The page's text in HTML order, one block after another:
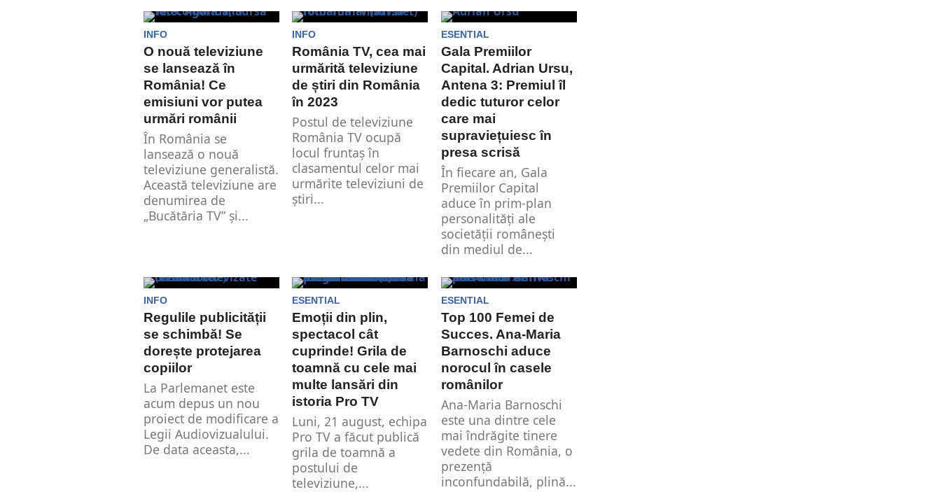
Succes. Evenimentul a
reunit...
întregii familii, cu o
prezență...
INFO
O nouă televiziune
se lansează în
România! Ce
emisiuni vor putea
urmări românii
În România se
lansează o nouă
televiziune generalistă.
Această televiziune are
denumirea de
„Bucătăria TV” și...
INFO
România TV, cea mai
urmărită televiziune
de știri din România
în 2023
Postul de televiziune
România TV ocupă
locul fruntaș în
clasamentul celor mai
urmărite televiziuni de
știri...
ESENTIAL
Gala Premiilor
Capital. Adrian Ursu,
Antena 3: Premiul îl
dedic tuturor celor
care mai
supraviețuiesc în
presa scrisă
În fiecare an, Gala
Premiilor Capital
aduce în prim-plan
personalități ale
societății românești
din mediul de...
INFO
Regulile publicității
se schimbă! Se
dorește protejarea
copiilor
La Parlemanet este
acum depus un nou
proiect de modificare a
Legii Audiovizualului.
De data aceasta,...
ESENTIAL
Emoții din plin,
spectacol cât
cuprinde! Grila de
toamnă cu cele mai
multe lansări din
istoria Pro TV
Luni, 21 august, echipa
Pro TV a făcut publică
grila de toamnă a
postului de
televiziune,...
ESENTIAL
Top 100 Femei de
Succes. Ana-Maria
Barnoschi aduce
norocul în casele
românilor
Ana-Maria Barnoschi
este una dintre cele
mai îndrăgite tinere
vedete din România, o
prezență
inconfundabilă, plină...